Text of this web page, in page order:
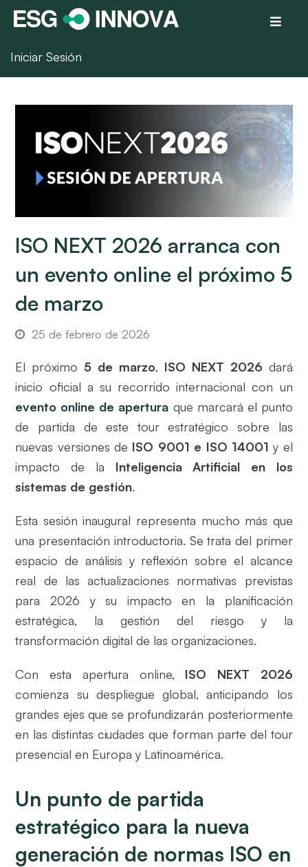
Iniciar Sesión
ISO NEXT 2026 arranca con
un evento online el próximo 5
de marzo
25 de febrero de 2026
El próximo 5 de marzo, ISO NEXT 2026 dará
inicio oficial a su recorrido internacional con un
evento online de apertura que marcará el punto
de partida de este tour estratégico sobre las
nuevas versiones de ISO 9001 e ISO 14001 y el
impacto de la Inteligencia Artificial en los
sistemas de gestión.
Esta sesión inaugural representa mucho más que
una presentación introductoria. Se trata del primer
espacio de análisis y reflexión sobre el alcance
real de las actualizaciones normativas previstas
para 2026 y su impacto en la planificación
estratégica, la gestión del riesgo y la
transformación digital de las organizaciones.
Con esta apertura online, ISO NEXT 2026
comienza su despliegue global, anticipando los
grandes ejes que se profundizarán posteriormente
en las distintas ciudades que forman parte del tour
presencial en Europa y Latinoamérica.
Un punto de partida
estratégico para la nueva
generación de normas ISO en